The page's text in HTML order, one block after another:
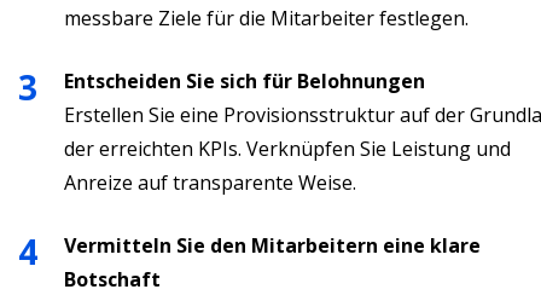
messbare Ziele für die Mitarbeiter festlegen.
Entscheiden Sie sich für Belohnungen
Erstellen Sie eine Provisionsstruktur auf der
der erreichten KPIs. Verknüpfen Sie Leistung und
Anreize auf transparente Weise.
Vermitteln Sie den Mitarbeitern eine klare
Botschaft